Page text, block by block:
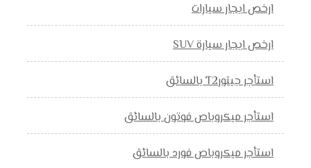
ارخص ايجار سيارات
ارخص ايجار سيارة SUV
استأجر جيتورT2 بالسائق
استأجر ميكروباص فوتون بالسائق
استأجر ميكروباص فورد بالسائق